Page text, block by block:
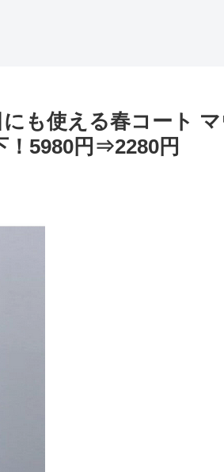
も使える春コート
！5980円⇒2280円